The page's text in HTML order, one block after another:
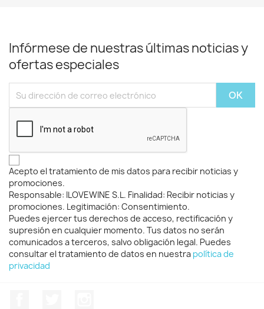
Infórmese de nuestras últimas noticias y
ofertas especiales
Acepto el tratamiento de mis datos para recibir noticias y
promociones.
Responsable: ILOVEWINE S.L. Finalidad: Recibir noticias y
promociones. Legitimación: Consentimiento.
Puedes ejercer tus derechos de acceso, rectificación y
supresión en cualquier momento. Tus datos no serán
comunicados a terceros, salvo obligación legal. Puedes
consultar el tratamiento de datos en nuestra política de
privacidad